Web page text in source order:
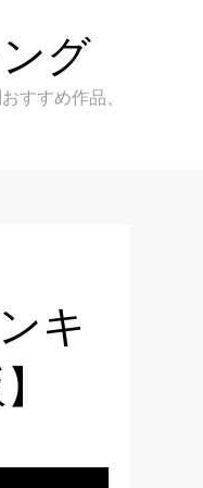
グ
すすめ作品、
キ